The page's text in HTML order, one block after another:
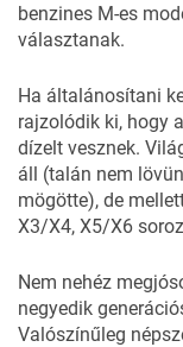
benzines M-es
választanak.
Ha általánosítani
rajzolódik ki, hogy
dízelt vesznek.
áll (talán nem
mögötte), de
X3/X4, X5/X6
Nem nehéz
negyedik
Valószínűleg